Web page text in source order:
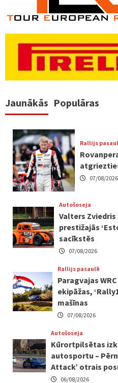
Jaunākās Populāras
Rallijs
07/08/2026
Autošoseja
Valters
prestižajās
sacīkstēs
07/08/2026
Rallijs pasaulē
Paragvajas
ekipāžas,
mašīnas
07/08/2026
Autošoseja
Kūrortpilsētas
autosportu –
Attack’ otrais
06/08/2026